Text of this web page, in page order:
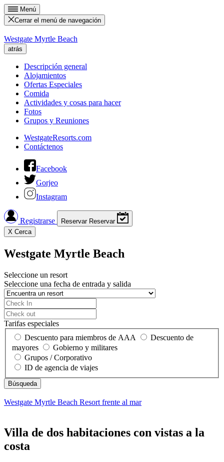
Menú
Cerrar el menú de navegación
Westgate Myrtle Beach
atrás
Descripción general
Alojamientos
Ofertas Especiales
Comida
Actividades y cosas para hacer
Fotos
Grupos y Reuniones
WestgateResorts.com
Contáctenos
Facebook
Gorjeo
Instagram
Registrarse Reservar Reservar
X Cerca
Westgate Myrtle Beach
Seleccione un resort
Seleccione una fecha de entrada y salida
Tarifas especiales
Descuento para miembros de AAA
Descuento de
mayores
Gobierno y militares
Grupos / Corporativo
ID de agencia de viajes
Westgate Myrtle Beach Resort frente al mar
Villa de dos habitaciones con vistas a la
costa